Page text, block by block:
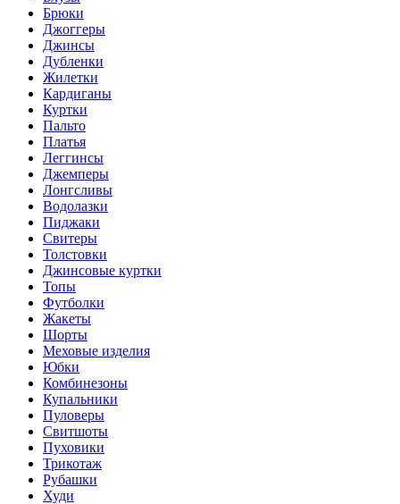
Брюки
Джоггеры
Джинсы
Дубленки
Жилетки
Кардиганы
Куртки
Пальто
Платья
Леггинсы
Джемперы
Лонгсливы
Водолазки
Пиджаки
Свитеры
Толстовки
Джинсовые куртки
Топы
Футболки
Жакеты
Шорты
Меховые изделия
Юбки
Комбинезоны
Купальники
Пуловеры
Свитшоты
Пуховики
Трикотаж
Рубашки
Худи